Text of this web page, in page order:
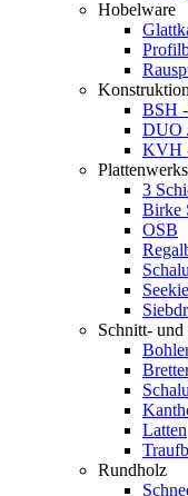
Hobelware
BSH
DUO
KVH
3
Birke
OSB
Schnitt-
Latten
Rundholz